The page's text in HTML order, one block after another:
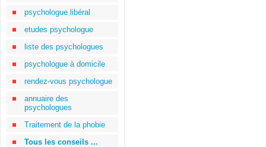
psychologue libéral
etudes psychologue
liste des psychologues
psychologue à domicile
rendez-vous psychologue
annuaire des
psychologues
Traitement de la phobie
Tous les conseils ...